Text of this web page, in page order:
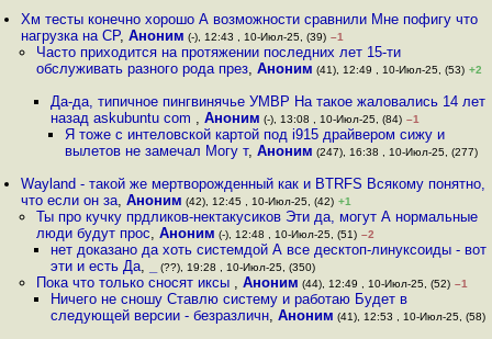
Хм тесты конечно хорошо А возможности сравнили Мне пофигу что
нагрузка на CP,Аноним (-), 12:43 , 10-Июл-25, (39) –1
Часто приходится на протяжении последних лет 15-ти
обслуживать разного рода през, Аноним (41), 12:49 , 10-Июл-25, (53) +2
Да-да, типичное пингвинячье УМВР На такое жаловались 14 лет
назад askubuntu com , Аноним (-), 13:08 , 10-Июл-25, (84) –1
Я тоже с интеловской картой под i915 драйвером сижу и
вылетов не замечал Могу т,Аноним (247), 16:38 , 10-Июл-25, (277)
Wayland - такой же мертворожденный как и BTRFS Всякому понятно,
что если он за,Аноним (42), 12:45 , 10-Июл-25, (42) +1
Ты про кучку прдликов-нектакусиков Эти да, могут А нормальные
люди будут прос, Аноним (-), 12:48 , 10-Июл-25, (51) –2
нет доказано да хоть системдой А все десктоп-линуксоиды - вот
эти и есть Да, (??), 19:28 , 10-Июл-25, (350)
Пока что только сносят иксы , Аноним (44), 12:49 , 10-Июл-25, (52) –1
Ничего не сношу Ставлю систему и работаю Будет в
следующей версии - безразличн, Аноним (41), 12:53 , 10-Июл-25, (58)